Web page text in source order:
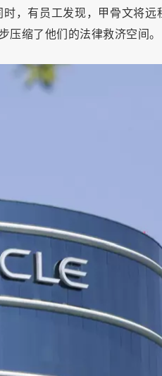
，有员工发现，甲骨文将远
缩了他们的法律救济空间。